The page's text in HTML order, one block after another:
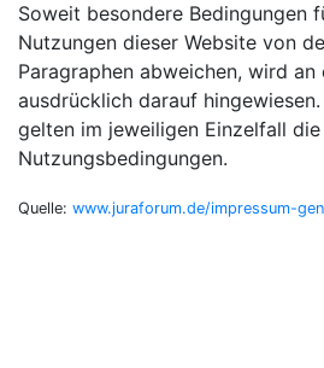
Soweit besondere Bedingungen
Nutzungen dieser Website von
Paragraphen abweichen, wird
ausdrücklich darauf
gelten im jeweiligen Einzelfall
Nutzungsbedingungen.
Quelle: www.juraforum.de/impressum-